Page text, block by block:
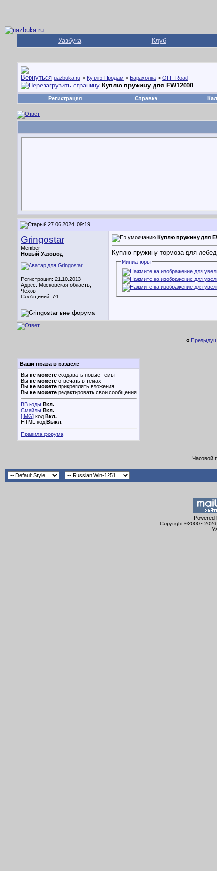
Уазбука Клуб
uazbuka.ru > Куплю-Продам > Барахолка > OFF-Road
Куплю пружину для EW12000
Регистрация Справка
27.06.2024, 09:19
Gringostar
Member
Новый Уазовод
Регистрация: 21.10.2013
Адрес: Московская область,
Чехов
Сообщений: 74
Куплю пружину для
Куплю пружину тормоза для
Миниатюры
«
Ваши права в разделе
Вы не можете создавать новые темы
Вы не можете отвечать в темах
Вы не можете прикреплять вложения
Вы не можете редактировать свои сообщения
BB коды Вкл.
Смайлы Вкл.
[IMG] код Вкл.
HTML код Выкл.
Правила форума
Часовой
Powered
Copyright ©2000 -